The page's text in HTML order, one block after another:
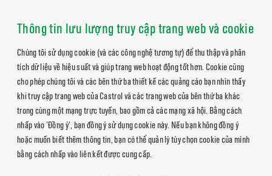
Thông tin lưu lượng truy cập trang web và cookie
Chúng tôi sử dụng cookie (và các công nghệ tương tự) để thu thập và phân
tích dữ liệu về hiệu suất và giúp trang web hoạt động tốt hơn. Cookie cũng
cho phép chúng tôi và các bên thứ ba thiết kế các quảng cáo bạn nhìn thấy
khi truy cập trang web của Castrol và các trang web của bên thứ ba khác
trong cùng một mạng trực tuyến, bao gồm cả các mạng xã hội. Bằng cách
nhấp vào 'Đồng ý', bạn đồng ý sử dụng cookie này. Nếu bạn không đồng ý
hoặc muốn biết thêm thông tin, bạn có thể quản lý tùy chọn cookie của mình
bằng cách nhấp vào liên kết được cung cấp.